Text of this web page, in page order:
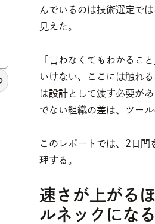
んでいるのは技術選定で
見えた。
「言わなくてもわかるこ
いけない、ここには触れ
は設計として渡す必要が
でない組織の差は、ツー
このレポートでは、2日
理する。
速さが上がる
ルネックになる